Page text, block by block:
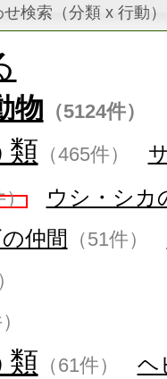
検索（分類 x 行動）
物 （5124件）
類 （465件）
）
ウシ・シカ
仲間 （51件）
類 （61件） ヘ